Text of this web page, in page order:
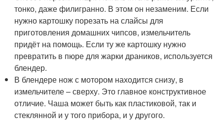
тонко, даже филигранно. В этом он незаменим. Если
нужно картошку порезать на слайсы для
приготовления домашних чипсов, измельчитель
придёт на помощь. Если ту же картошку нужно
превратить в пюре для жарки драников, используется
блендер.
В блендере нож с мотором находится снизу, в
измельчителе – сверху. Это главное конструктивное
отличие. Чаша может быть как пластиковой, так и
стеклянной и у того прибора, и у другого.